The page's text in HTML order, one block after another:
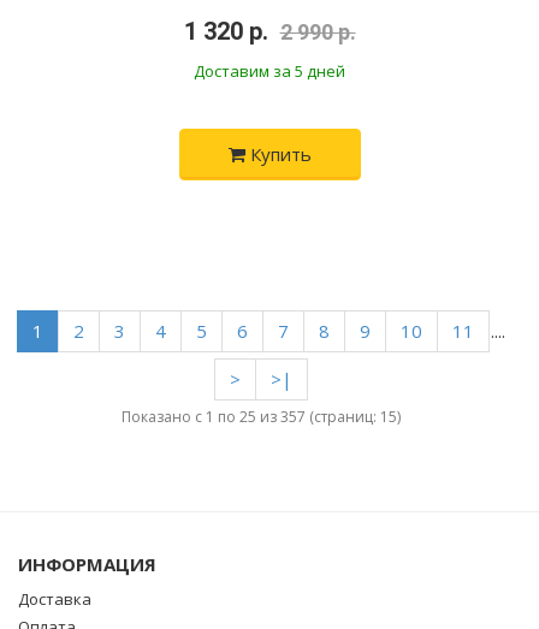
1 320 р. 2 990 р.
Доставим за 5 дней
Купить
1 2 3 4 5 6 7 8 9 10 11
....
>
>|
Показано с 1 по 25 из 357 (страниц: 15)
ИНФОРМАЦИЯ
Доставка